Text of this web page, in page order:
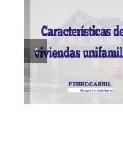
Ventajas
vivienda